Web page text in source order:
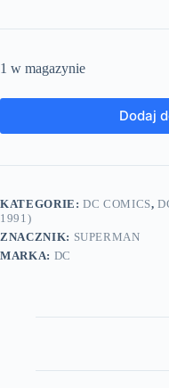
1 w magazynie
Dodaj
KATEGORIE:DC COMICS,
1991)
ZNACZNIK: SUPERMAN
MARKA: DC